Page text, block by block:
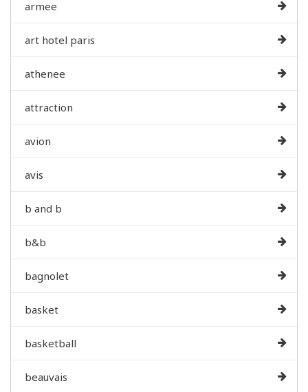
armee
art hotel paris
athenee
attraction
avion
avis
b and b
b&b
bagnolet
basket
basketball
beauvais